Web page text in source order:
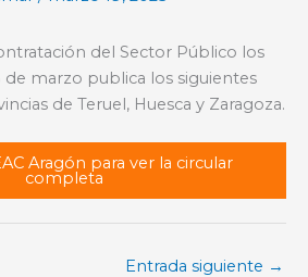
del Sector Público los
de marzo publica los siguientes
de Teruel, Huesca y Zaragoza.
Aragón para ver la circular
completa
Entrada siguiente →